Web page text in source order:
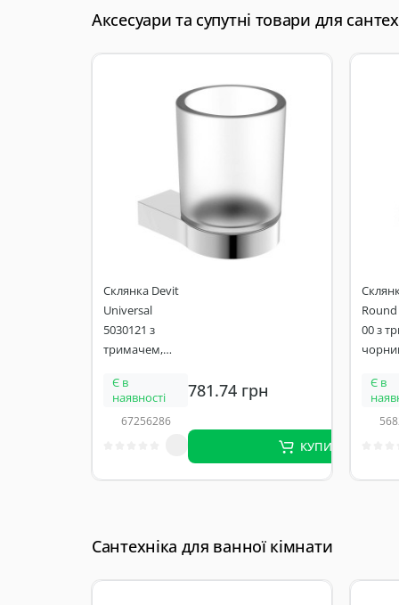
Аксесуари та супутні товари для
Склянка Devit
Universal
5030121 з
тримачем,
Є в
наявності
67256286
781.74 грн
КУПИТИ
Round
00 з
Є в
Сантехніка для ванної кімнати